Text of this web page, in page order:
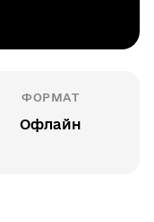
ФОРМАТ
Офлайн